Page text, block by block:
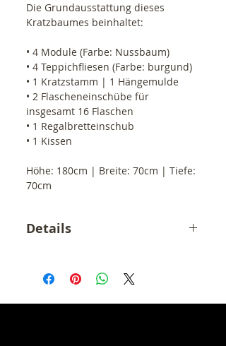
Die Grundausstattung dieses
Kratzbaumes beinhaltet:
• 4 Module (Farbe: Nussbaum)
• 4 Teppichfliesen (Farbe: burgund)
• 1 Kratzstamm | 1 Hängemulde
• 2 Flascheneinschübe für
insgesamt 16 Flaschen
• 1 Regalbretteinschub
• 1 Kissen
Höhe: 180cm | Breite: 70cm | Tiefe:
70cm
Details
Endpreis inkl. 19% MwSt.
zzgl. Versandkosten innerhalb